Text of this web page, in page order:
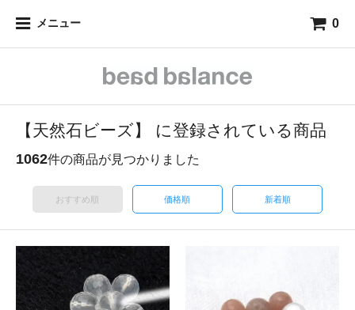
メニュー 0
【天然石ビーズ】 に登録されている商品
1062件の商品が見つかりました
おすすめ順 価格順 新着順